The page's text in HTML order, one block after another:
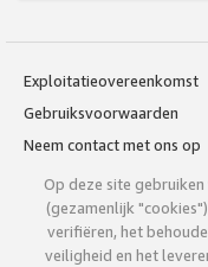
Exploitatieovereenkomst
Gebruiksvoorwaarden
Neem contact met ons op
Op deze site
(gezamenlijk
verifiëren, het
veiligheid en het